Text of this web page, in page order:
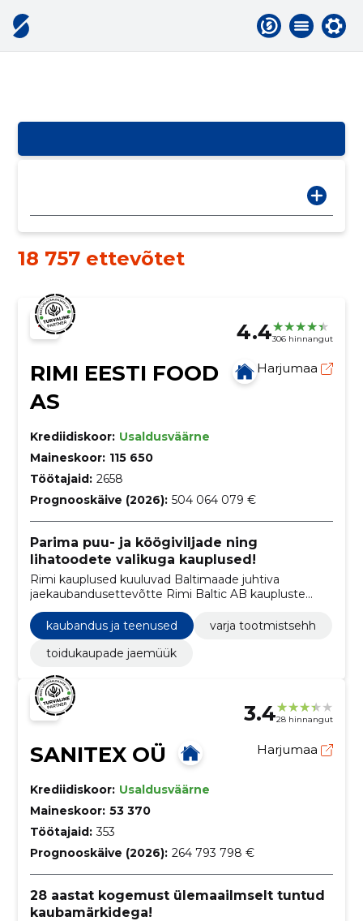
18 757 ettevõtet
4.4306 hinnangut
RIMI EESTI FOOD
AS
Harjumaa
Krediidiskoor: Usaldusväärne
Maineskoor: 115 650
Töötajaid: 2658
Prognooskäive (2026): 504 064 079 €
Parima puu- ja köögiviljade ning
lihatoodete valikuga kauplused!
Rimi kauplused kuuluvad Baltimaade juhtiva
jaekaubandusettevõtte Rimi Baltic AB kaupluste
hulka. Eestis on ettevõtte ärinimeks Rimi Eesti Food
AS.kaubandus ja teenused
varja tootmistsehh
toidukaupade jaemüük
3.428 hinnangut
SANITEX OÜ Harjumaa
Krediidiskoor: Usaldusväärne
Maineskoor: 53 370
Töötajaid: 353
Prognooskäive (2026): 264 793 798 €
28 aastat kogemust ülemaailmselt tuntud
kaubamärkidega!